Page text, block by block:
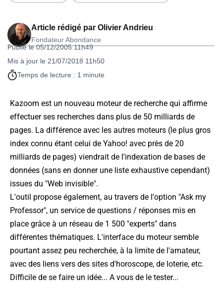
Article rédigé par Olivier Andrieu
Fondateur Abondance
Publié le 05/12/2005 11h49
Mis à jour le 21/07/2018 11h50
Temps de lecture : 1 minute
Kazoom est un nouveau moteur de recherche qui affirme
effectuer ses recherches dans plus de 50 milliards de
pages. La différence avec les autres moteurs (le plus gros
index connu étant celui de Yahoo! avec près de 20
milliards de pages) viendrait de l'indexation de bases de
données (sans en donner une liste exhaustive cependant)
issues du "Web invisible".
L'outil propose également, au travers de l'option "Ask my
Professor", un service de questions / réponses mis en
place grâce à un réseau de 1 500 "experts" dans
différentes thématiques. L'interface du moteur semble
pourtant assez peu recherchée, à la limite de l'amateur,
avec des liens vers des sites d'horoscope, de loterie, etc.
Difficile de se faire un idée... A vous de le tester...